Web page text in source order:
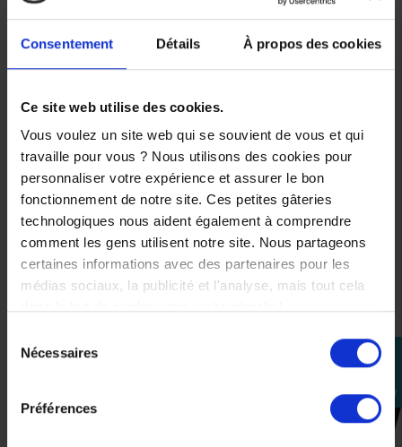
Consentement Détails À propos des cookies
Ce site web utilise des cookies.
Vous voulez un site web qui se souvient de vous et qui
travaille pour vous ? Nous utilisons des cookies pour
personnaliser votre expérience et assurer le bon
fonctionnement de notre site. Ces petites gâteries
technologiques nous aident également à comprendre
comment les gens utilisent notre site. Nous partageons
certaines informations avec des partenaires pour les
médias sociaux, la publicité et l'analyse, mais tout cela
Nécessaires
Préférences
perm_identity
connecter
VOUS AIMEREZ AUSSI
-54%
Ixon
Murray
269,90 €
124,15 €
L